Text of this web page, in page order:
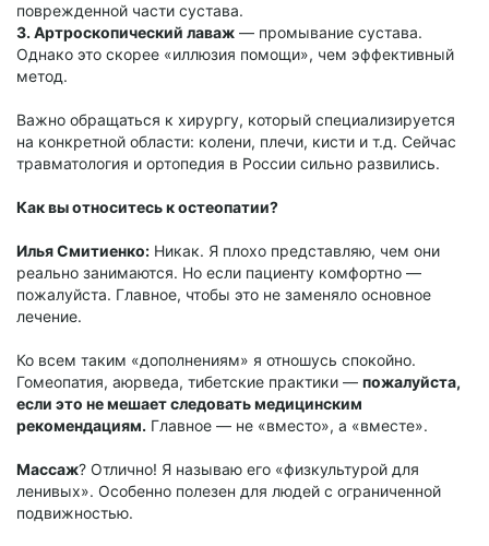
поврежденной части сустава.
3. Артроскопический лаваж — промывание сустава.
Однако это скорее «иллюзия помощи», чем эффективный
метод.
Важно обращаться к хирургу, который специализируется
на конкретной области: колени, плечи, кисти и т.д. Сейчас
травматология и ортопедия в России сильно развились.
Как вы относитесь к остеопатии?
Илья Смитиенко: Никак. Я плохо представляю, чем они
реально занимаются. Но если пациенту комфортно —
пожалуйста. Главное, чтобы это не заменяло основное
лечение.
Ко всем таким «дополнениям» я отношусь спокойно.
Гомеопатия, аюрведа, тибетские практики — пожалуйста,
если это не мешает следовать медицинским
рекомендациям. Главное — не «вместо», а «вместе».
Массаж? Отлично! Я называю его «физкультурой для
ленивых». Особенно полезен для людей с ограниченной
подвижностью.